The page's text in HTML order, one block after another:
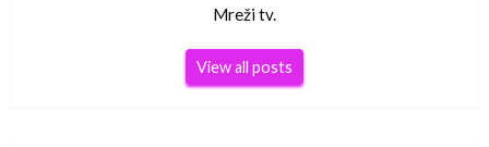
Mreži tv.
View all posts